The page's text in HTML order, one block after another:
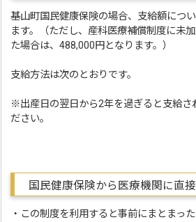
基山町国民健康保険の場合、支給額につ
ます。（ただし、産科医療補償制度に未
た場合は、488,000円となります。）
支給方法は次のとおりです。
※出産日の翌日から2年を過ぎると支給さ
ださい。
国民健康保険から医療機関に直
・この制度を利用すると事前にまとまっ